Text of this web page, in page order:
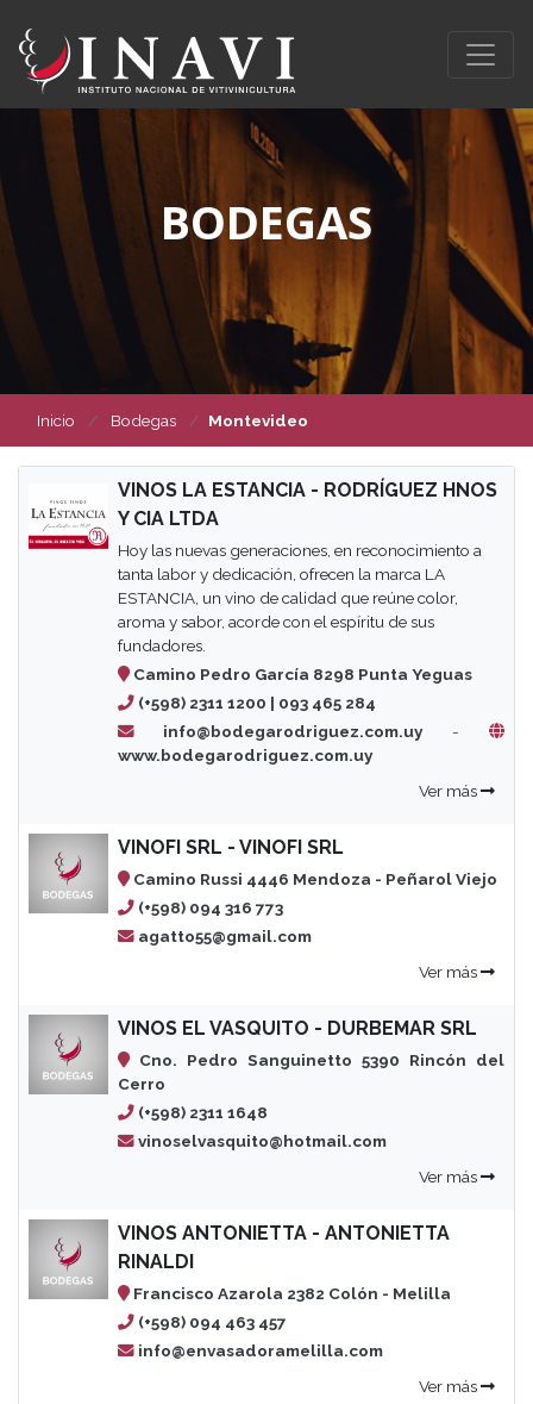
BODEGAS
Inicio Bodegas Montevideo
VINOS LA ESTANCIA - RODRÍGUEZ HNOS
Y CIA LTDA
Hoy las nuevas generaciones, en reconocimiento a
tanta labor y dedicación, ofrecen la marca LA
ESTANCIA, un vino de calidad que reúne color,
aroma y sabor, acorde con el espíritu de sus
fundadores.
Camino Pedro García 8298 Punta Yeguas
(+598) 2311 1200 | 093 465 284
info@bodegarodriguez.com.uy-
www.bodegarodriguez.com.uy
Ver más
VINOFI SRL - VINOFI SRL
Camino Russi 4446 Mendoza - Peñarol Viejo
(+598) 094 316 773
agatto55@gmail.com
Ver más
VINOS EL VASQUITO - DURBEMAR SRL
Cno. Pedro Sanguinetto 5390 Rincón del
Cerro
(+598) 2311 1648
vinoselvasquito@hotmail.com
Ver más
VINOS ANTONIETTA - ANTONIETTA
RINALDI
Francisco Azarola 2382 Colón - Melilla
(+598) 094 463 457
info@envasadoramelilla.com
Ver más